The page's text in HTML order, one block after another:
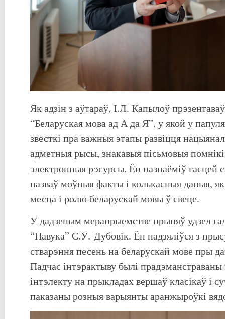
Як адзін з аўтараў, І.Л. Капылоў
“Беларуская мова ад А да Я”, у якой у
звесткі пра важныя этапы развіцця
адметныя рысы, знакавыя пісьмовыя
электронныя рэсурсы. Ён пазнаёміў гасцей
назваў моўныя факты і колькасныя даныя,
месца і ролю беларускай мовы ў свеце.
У дадзеным мерапрыемстве прыняў удзел
“Навука” С.У. Дубовік. Ён падзяліўся з
стварэння песень на беларускай мове пры
Падчас інтэрактыву былі
інтэлекту на прыкладах вершаў класікаў і
паказаны розныя варыянты аранжыроўкі